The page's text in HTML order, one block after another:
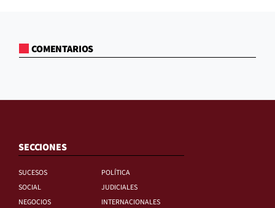
COMENTARIOS
SECCIONES
SUCESOS
POLÍTICA
SOCIAL
JUDICIALES
NEGOCIOS
INTERNACIONALES